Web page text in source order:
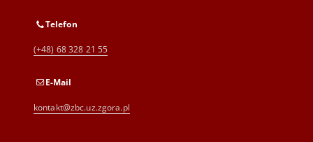
Telefon
(+48) 68 328 21 55
E-Mail
kontakt@zbc.uz.zgora.pl